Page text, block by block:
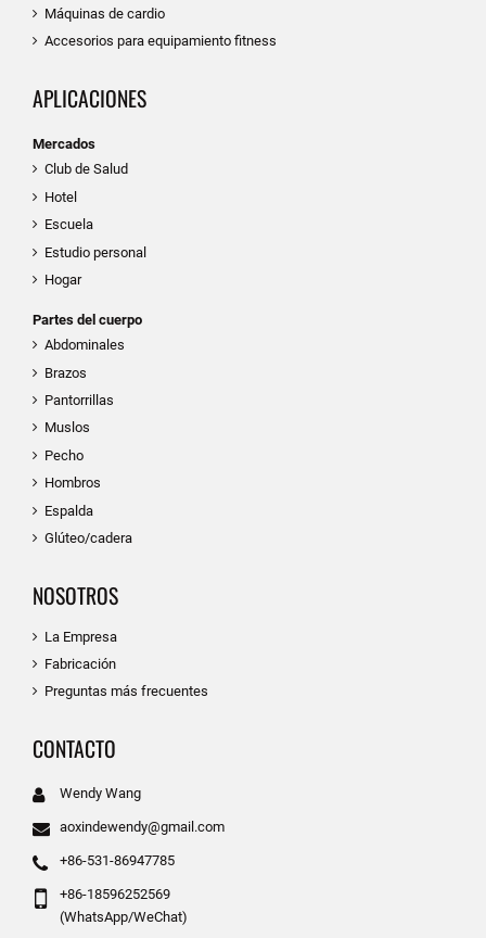
Máquinas de cardio
Accesorios para equipamiento fitness
APLICACIONES
Mercados
Club de Salud
Hotel
Escuela
Estudio personal
Hogar
Partes del cuerpo
Abdominales
Brazos
Pantorrillas
Muslos
Pecho
Hombros
Espalda
Glúteo/cadera
NOSOTROS
La Empresa
Fabricación
Preguntas más frecuentes
CONTACTO
Wendy Wang
aoxindewendy@gmail.com
+86-531-86947785
+86-18596252569
(WhatsApp/WeChat)